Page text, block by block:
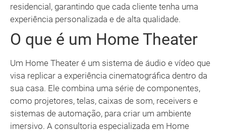
residencial, garantindo que cada cliente tenha uma
experiência personalizada e de alta qualidade.
O que é um Home Theater
Um Home Theater é um sistema de áudio e vídeo que
visa replicar a experiência cinematográfica dentro da
sua casa. Ele combina uma série de componentes,
como projetores, telas, caixas de som, receivers e
sistemas de automação, para criar um ambiente
imersivo. A consultoria especializada em Home